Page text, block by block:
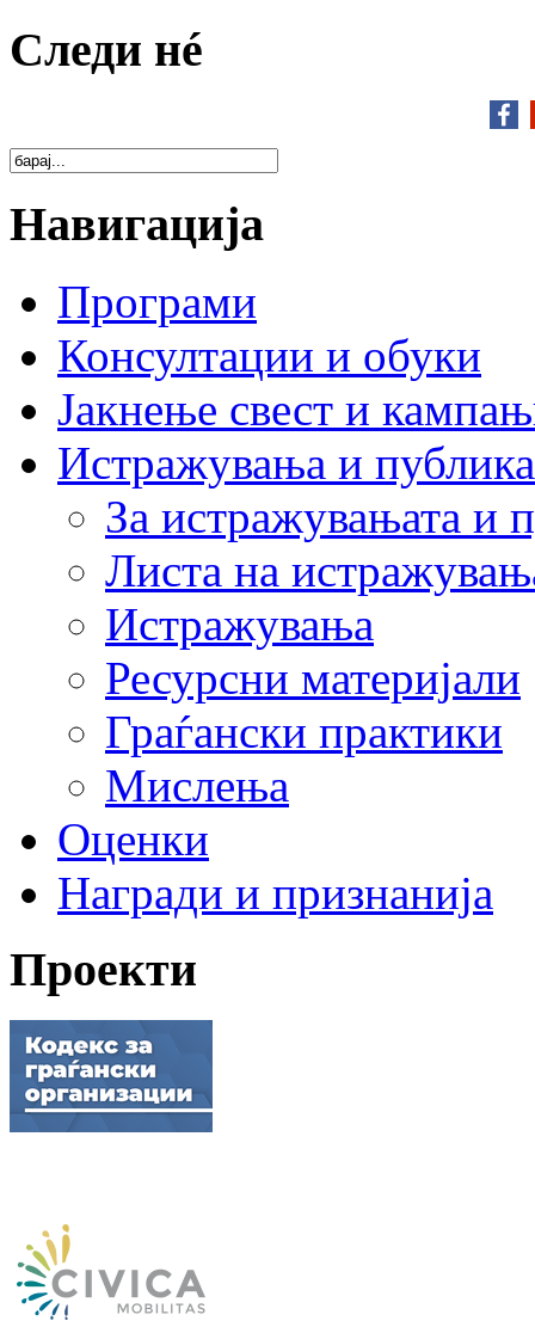
Следи нé
Навигација
Програми
Консултации и обуки
Јакнење свест и
Истражувања и
За истражувањата и
Листа на
Истражувања
Ресурсни материјали
Граѓански практики
Мислења
Оценки
Награди и признанија
Проекти